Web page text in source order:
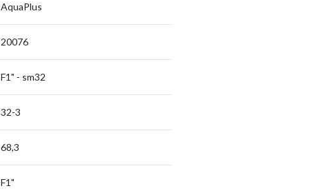
AquaPlus
20076
F1" - sm32
32-3
68,3
F1"